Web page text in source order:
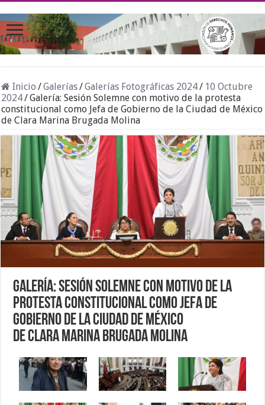
Inicio /Galerías/Galerías Fotográficas 2024/ 10 Octubre
2024/Galería: Sesión Solemne con motivo de la protesta
constitucional como Jefa de Gobierno de la Ciudad de México
de Clara Marina Brugada Molina
Galería: Sesión Solemne con motivo de la
protesta constitucional como Jefa de
Gobierno de la Ciudad de México
de Clara Marina Brugada Molina